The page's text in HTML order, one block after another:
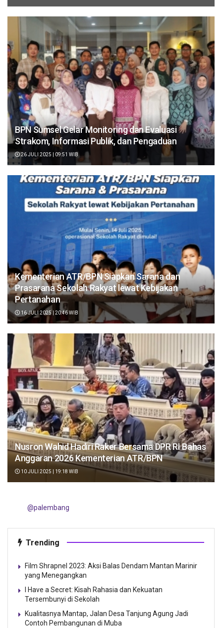
BPN Sumsel Gelar Monitoring dan Evaluasi
Strakom, Informasi Publik, dan Pengaduan
26 JULI 2025 | 09:51 WIB
Kementerian ATR/BPN Siapkan Sarana dan
Prasarana Sekolah Rakyat lewat Kebijakan
Pertanahan
16 JULI 2025 | 20:46 WIB
Nusron Wahid Hadiri Raker Bersama DPR RI Bahas
Anggaran 2026 Kementerian ATR/BPN
10 JULI 2025 | 19:18 WIB
@palembang
Trending
Film Shrapnel 2023: Aksi Balas Dendam Mantan Marinir
yang Menegangkan
I Have a Secret: Kisah Rahasia dan Kekuatan
Tersembunyi di Sekolah
Kualitasnya Mantap, Jalan Desa Tanjung Agung Jadi
Contoh Pembangunan di Muba